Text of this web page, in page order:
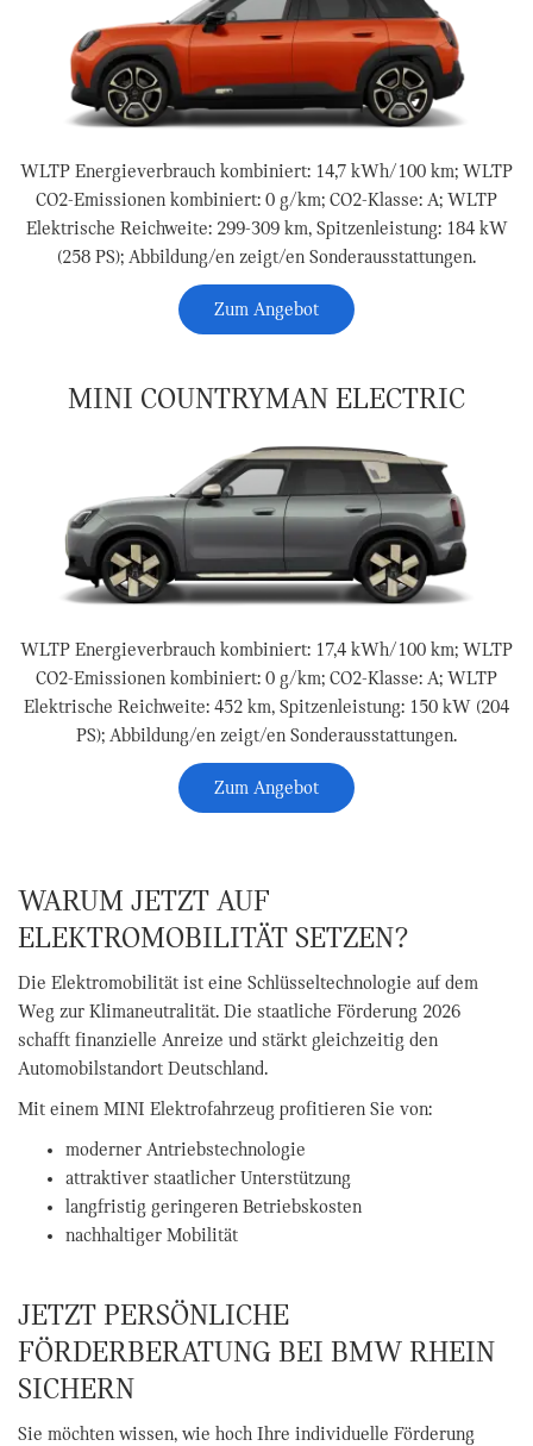
WLTP Energieverbrauch kombiniert: 14,7 kWh/100 km; WLTP
CO2-Emissionen kombiniert: 0 g/km; CO2-Klasse: A; WLTP
Elektrische Reichweite: 299-309 km, Spitzenleistung: 184 kW
(258 PS); Abbildung/en zeigt/en Sonderausstattungen.
Zum Angebot
MINI COUNTRYMAN ELECTRIC
WLTP Energieverbrauch kombiniert: 17,4 kWh/100 km; WLTP
CO2-Emissionen kombiniert: 0 g/km; CO2-Klasse: A; WLTP
Elektrische Reichweite: 452 km, Spitzenleistung: 150 kW (204
PS); Abbildung/en zeigt/en Sonderausstattungen.
Zum Angebot
WARUM JETZT AUF
ELEKTROMOBILITÄT SETZEN?
Die Elektromobilität ist eine Schlüsseltechnologie auf dem
Weg zur Klimaneutralität. Die staatliche Förderung 2026
schafft finanzielle Anreize und stärkt gleichzeitig den
Automobilstandort Deutschland.
Mit einem MINI Elektrofahrzeug profitieren Sie von:
moderner Antriebstechnologie
attraktiver staatlicher Unterstützung
langfristig geringeren Betriebskosten
nachhaltiger Mobilität
JETZT PERSÖNLICHE
FÖRDERBERATUNG BEI BMW RHEIN
SICHERN
Sie möchten wissen, wie hoch Ihre individuelle Förderung